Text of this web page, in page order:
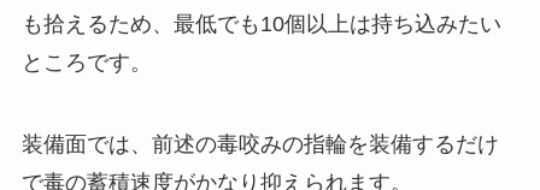
も拾えるため、最低でも10個以上は持ち込みたい
ところです。
装備面では、前述の毒咬みの指輪を装備するだけ
で毒の蓄積速度がかなり抑えられます。